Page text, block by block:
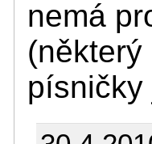
nemá
písničky